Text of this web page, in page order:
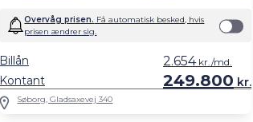
Overvåg prisen. Få automatisk besked, hvis
prisen ændrer sig.
Kontant 249.800 kr.
Billån 2.654kr./md.
Søborg, Gladsaxevej 340